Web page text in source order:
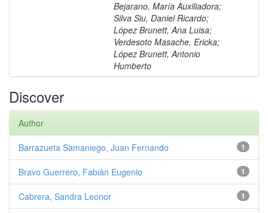
Bejarano, María Auxiliadora;
Silva Siu, Daniel Ricardo;
López Brunett, Ana Luisa;
Verdesoto Masache, Ericka;
López Brunett, Antonio
Humberto
Discover
Author
1
Barrazueta Samaniego, Juan Fernando
1
Bravo Guerrero, Fabián Eugenio
1
Cabrera, Sandra Leonor